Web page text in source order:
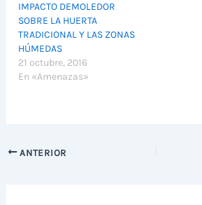
IMPACTO DEMOLEDOR
SOBRE LA HUERTA
TRADICIONAL Y LAS ZONAS
HÚMEDAS
21 octubre, 2016
En «Amenazas»
ANTERIOR